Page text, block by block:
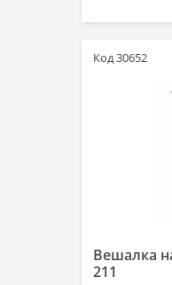
Код 30652
Вешалка
211